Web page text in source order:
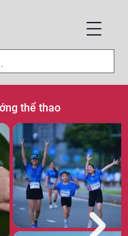
thể thao